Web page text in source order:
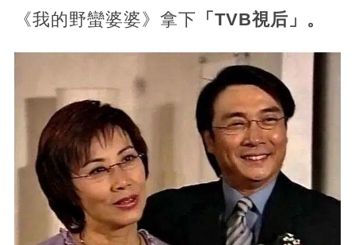
《我的野蠻婆婆》拿下 「TVB視后」。